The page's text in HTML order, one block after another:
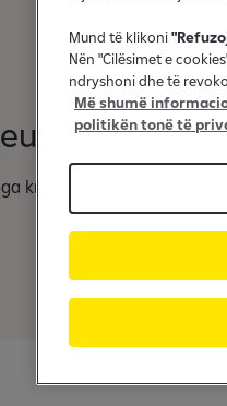
kredia me
Përfito
të
Mund të klikoni
Nën "Cilësimet e
ndryshoni dhe të
Më shumë
politikën tonë të